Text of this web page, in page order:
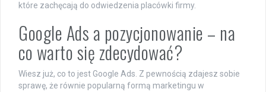
które zachęcają do odwiedzenia placówki firmy.
Google Ads a pozycjonowanie – na
co warto się zdecydować?
Wiesz już, co to jest Google Ads. Z pewnością zdajesz sobie
sprawę, że równie popularną formą marketingu w